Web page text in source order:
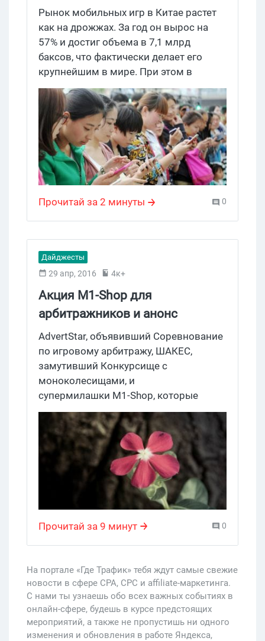
Рынок мобильных игр в Китае растет
как на дрожжах. За год он вырос на
57% и достиг объема в 7,1 млрд
баксов, что фактически делает его
крупнейшим в мире. При этом в
регионе традиционно лидируют
местные паблишеры: рекорд по
загрузкам взяла казуалка AniPop от
Happy Elements на втором месте –
Fight the Landlord, а на третьем –
PopStar. Вы знаете, что нужно делать.
Прочитай за 2 минуты 0
Дайджесты
29 апр, 2016 4к+
Акция M1-Shop для
арбитражников и анонс
AdvertStar Games Cup 2016:
новости партнерок
AdvertStar, объявивший Соревнование
по игровому арбитражу, ШАКЕС,
замутивший Конкурсище с
моноколесищами, и
супермилашки M1-Shop, которые
отдают всю свою недельную на
благотворительность. Как партнерки
готовили нас к майским на этой
неделе.
Прочитай за 9 минут 0
На портале «Где Трафик» тебя ждут самые свежие
новости в сфере CPA, CPC и affiliate-маркетинга.
С нами ты узнаешь обо всех важных событиях в
онлайн-сфере, будешь в курсе предстоящих
мероприятий, а также не пропустишь ни одного
изменения и обновления в работе Яндекса,